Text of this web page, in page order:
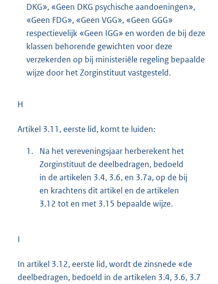
DKG», «Geen DKG psychische aandoeningen»,
«Geen FDG», «Geen VGG», «Geen GGG»
respectievelijk «Geen IGG» en worden de bij deze
klassen behorende gewichten voor deze
verzekerden op bij ministeriële regeling bepaalde
wijze door het Zorginstituut vastgesteld.
H
Artikel 3.11, eerste lid, komt te luiden:
1.
Na het vereveningsjaar herberekent het
Zorginstituut de deelbedragen, bedoeld
in de artikelen 3.4, 3.6, en 3.7a, op de bij
en krachtens dit artikel en de artikelen
3.12 tot en met 3.15 bepaalde wijze.
I
In artikel 3.12, eerste lid, wordt de zinsnede «de
deelbedragen, bedoeld in de artikelen 3.4, 3.6, 3.7